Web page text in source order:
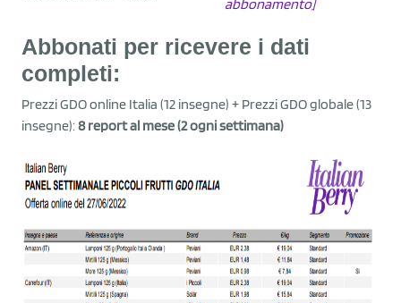
abbonamento]
Abbonati per ricevere i dati
completi:
Prezzi GDO online Italia (12 insegne) + Prezzi GDO globale (13
insegne):8 report al mese (2 ogni settimana)